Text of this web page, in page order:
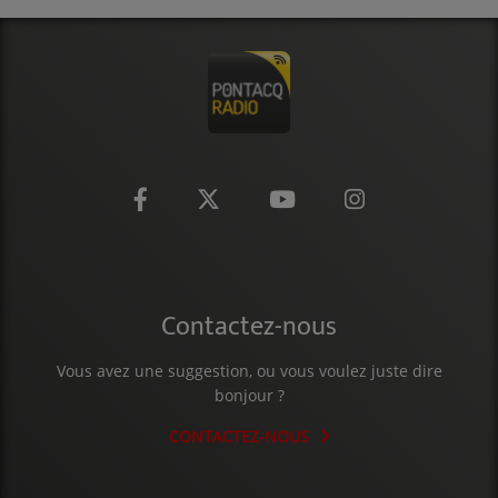
Contactez-nous
Vous avez une suggestion, ou vous voulez juste dire
bonjour ?
CONTACTEZ-NOUS